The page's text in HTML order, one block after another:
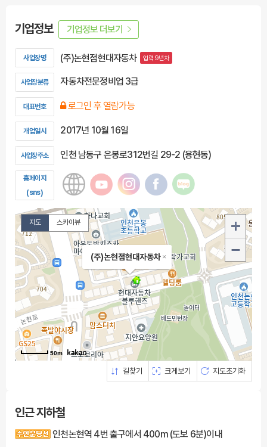
기업정보 기업정보 더보기
사업장명 (주)논현점현대자동차 업력 9년차
사업장분류 자동차전문정비업 3급
대표번호 로그인 후 열람가능
개업일시 2017년 10월 16일
사업장주소 인천 남동구 은봉로312번길 29-2 (용현동)
홈페이지
(sns)
(주)논현점현대자동차
50m
지도 스카이뷰
지도초기화
크게보기
길찾기
인근 지하철
인천논현역 4번 출구에서 400m (도보 6분)이내